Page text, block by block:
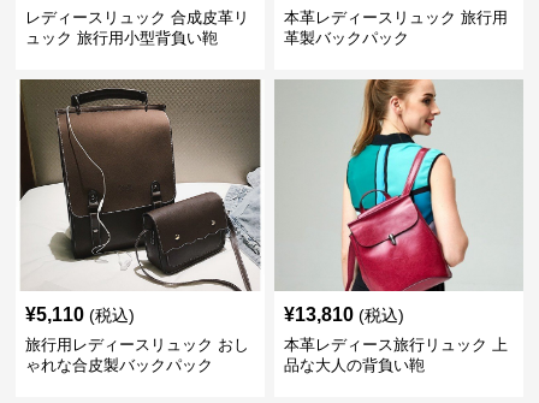
レディースリュック 合成皮革リ
ュック 旅行用小型背負い鞄
本革レディースリュック 旅行用
革製バックパック
¥5,110 (税込)
旅行用レディースリュック おし
ゃれな合皮製バックパック
¥13,810 (税込)
本革レディース旅行リュック 上
品な大人の背負い鞄